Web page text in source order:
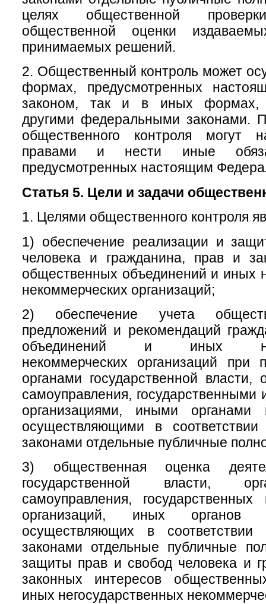
целях общественной
общественной оценки
принимаемых решений.
2. Общественный контроль может
формах, предусмотренных
законом, так и в иных формах,
другими федеральными законами.
общественного контроля могут
правами и нести иные
предусмотренных настоящим
Статья 5. Цели и задачи
1. Целями общественного контроля
1) обеспечение реализации и
человека и гражданина, прав и
общественных объединений и иных
некоммерческих организаций;
2) обеспечение учета
предложений и рекомендаций
объединений и иных
некоммерческих организаций при
органами государственной власти,
самоуправления,
организациями, иными органами
осуществляющими в
законами отдельные публичные
3) общественная оценка
государственной власти,
самоуправления,
организаций, иных органов
осуществляющих в
законами отдельные публичные
защиты прав и свобод человека и
законных интересов
иных негосударственных